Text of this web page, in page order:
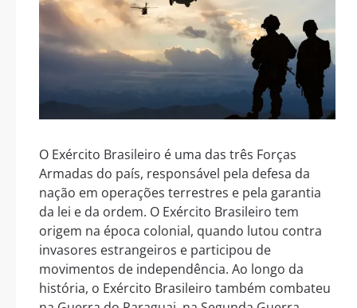
O Exército Brasileiro é uma das três Forças
Armadas do país, responsável pela defesa da
nação em operações terrestres e pela garantia
da lei e da ordem. O Exército Brasileiro tem
origem na época colonial, quando lutou contra
invasores estrangeiros e participou de
movimentos de independência. Ao longo da
história, o Exército Brasileiro também combateu